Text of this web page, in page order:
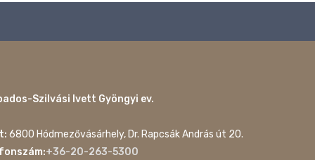
Szilvási Ivett Gyöngyi ev.
6800 Hódmezővásárhely, Dr. Rapcsák András út 20.
+36-20-263-5300